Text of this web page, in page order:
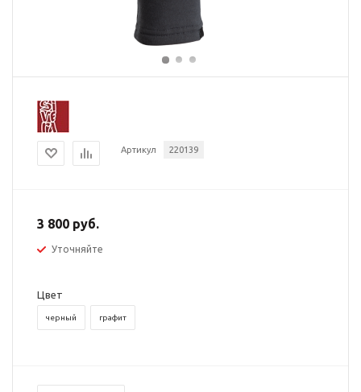
Артикул 220139
3 800 руб.
Уточняйте
Цвет
черный графит